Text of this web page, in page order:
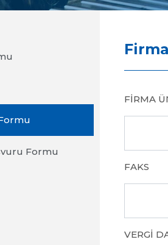
Formu
FIRMA
FAKS
VERGI